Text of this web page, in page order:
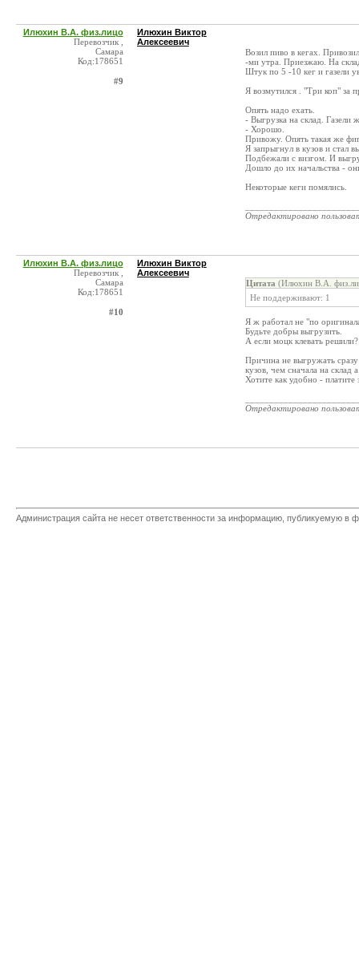
Илюхин В.А. физ.лицо
Перевозчик ,
Самара
Код:178651
#9
Илюхин Виктор
Алексеевич
Возил пиво в кегах.
-ми утра. Приезжаю. На
Штук по 5 -10 кег и газели
Я возмутился . "Три коп" за
Опять надо ехать.
- Выгрузка на склад. Газели
- Хорошо.
Привожу. Опять такая же
Я запрыгнул в кузов и стал
Подбежали с визгом. И
Дошло до их начальства -
Некоторые кеги помялись.
Отредактировано
Илюхин В.А. физ.лицо
Перевозчик ,
Самара
Код:178651
#10
Илюхин Виктор
Алексеевич
Цитата (Илюхин В.А.
Не поддерживают: 1
Я ж работал не "по
Будьте добры выгрузить.
А если моцк клевать
Причина не выгружать
кузов, чем сначала на склад
Хотите как удобно - платите
Отредактировано
Администрация сайта не несет ответственности за информацию, публикуемую